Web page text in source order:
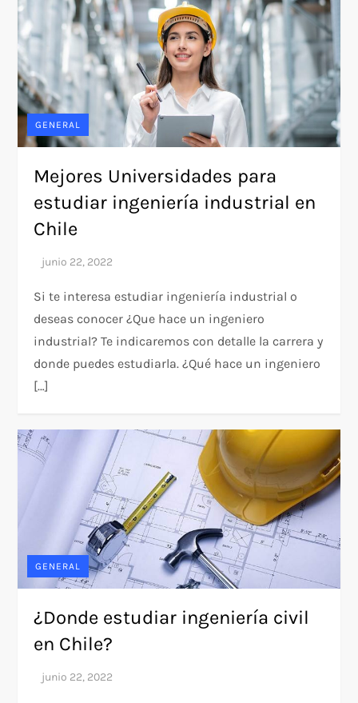
GENERAL
Mejores Universidades para
estudiar ingeniería industrial en
Chile
Si te interesa estudiar ingeniería industrial o
deseas conocer ¿Que hace un ingeniero
industrial? Te indicaremos con detalle la carrera y
donde puedes estudiarla. ¿Qué hace un ingeniero
[…]
GENERAL
¿Donde estudiar ingeniería civil
en Chile?